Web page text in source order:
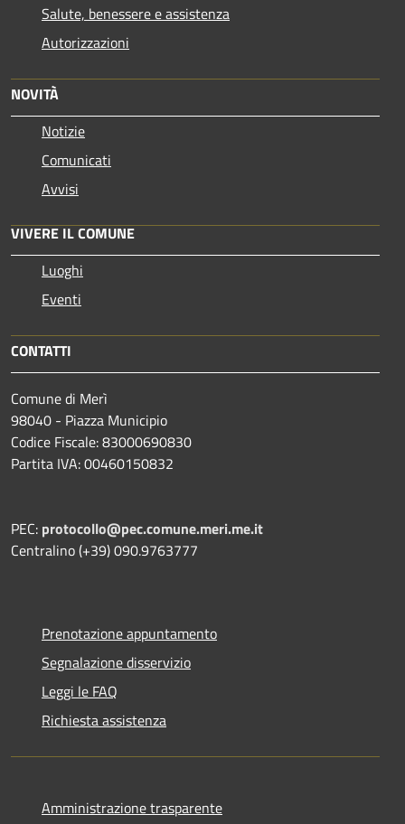
Salute, benessere e assistenza
Autorizzazioni
NOVITÀ
Notizie
Comunicati
Avvisi
VIVERE IL COMUNE
Luoghi
Eventi
CONTATTI
Comune di Merì
98040 - Piazza Municipio
Codice Fiscale: 83000690830
Partita IVA: 00460150832
PEC: protocollo@pec.comune.meri.me.it
Centralino (+39) 090.9763777
Prenotazione appuntamento
Segnalazione disservizio
Leggi le FAQ
Richiesta assistenza
Amministrazione trasparente